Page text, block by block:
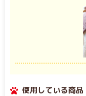
使用している商品